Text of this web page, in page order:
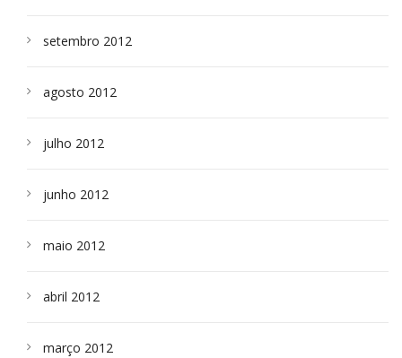
setembro 2012
agosto 2012
julho 2012
junho 2012
maio 2012
abril 2012
março 2012